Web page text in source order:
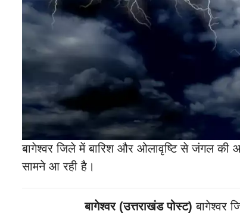
बागेश्वर जिले में बारिश और ओलावृष्टि से जंगल
सामने आ रही है।
बागेश्वर (उत्तराखंड पोस्ट)बागेश्वर